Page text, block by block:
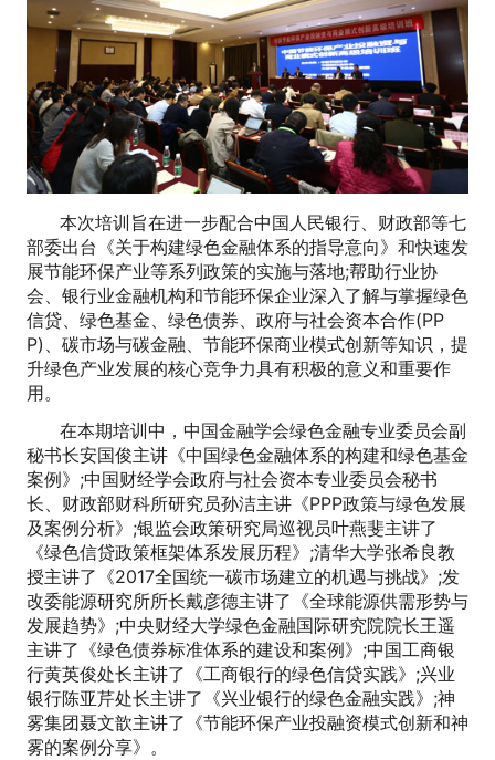
本次培训旨在进一步配合中国人民银行、财政部等七
部委出台《关于构建绿色金融体系的指导意向》和快速发
展节能环保产业等系列政策的实施与落地;帮助行业协
会、银行业金融机构和节能环保企业深入了解与掌握绿色
信贷、绿色基金、绿色债券、政府与社会资本合作(PP
P)、碳市场与碳金融、节能环保商业模式创新等知识，提
升绿色产业发展的核心竞争力具有积极的意义和重要作
用。
在本期培训中，中国金融学会绿色金融专业委员会副
秘书长安国俊主讲《中国绿色金融体系的构建和绿色基金
案例》;中国财经学会政府与社会资本专业委员会秘书
长、财政部财科所研究员孙洁主讲《PPP政策与绿色发展
及案例分析》;银监会政策研究局巡视员叶燕斐主讲了
《绿色信贷政策框架体系发展历程》;清华大学张希良教
授主讲了《2017全国统一碳市场建立的机遇与挑战》;发
改委能源研究所所长戴彦德主讲了《全球能源供需形势与
发展趋势》;中央财经大学绿色金融国际研究院院长王遥
主讲了《绿色债券标准体系的建设和案例》;中国工商银
行黄英俊处长主讲了《工商银行的绿色信贷实践》;兴业
银行陈亚芹处长主讲了《兴业银行的绿色金融实践》;神
雾集团聂文歆主讲了《节能环保产业投融资模式创新和神
雾的案例分享》。